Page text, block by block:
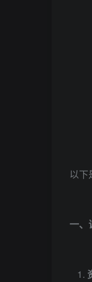
以下
一、